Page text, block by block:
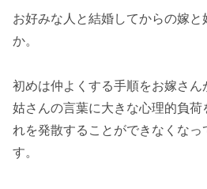
お好みな人と結婚してからの嫁
か。
初めは仲よくする手順をお嫁さん
姑さんの言葉に大きな心理的負
れを発散することができなくなっ
す。